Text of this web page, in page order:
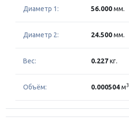
Диаметр 1: 56.000мм.
Диаметр 2: 24.500мм.
Вес: 0.227кг.
Объём: 0.000504м3